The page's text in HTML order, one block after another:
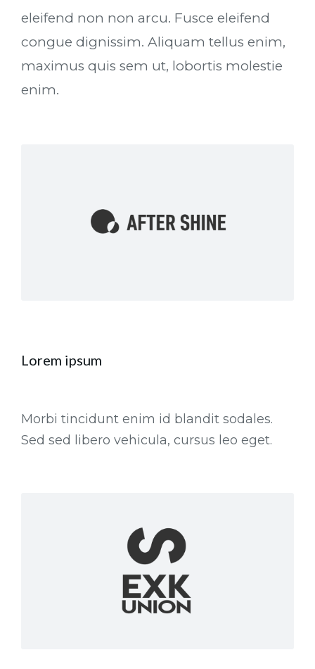
eleifend non non arcu. Fusce eleifend
congue dignissim. Aliquam tellus enim,
maximus quis sem ut, lobortis molestie
enim.
Lorem ipsum
Morbi tincidunt enim id blandit sodales.
Sed sed libero vehicula, cursus leo eget.